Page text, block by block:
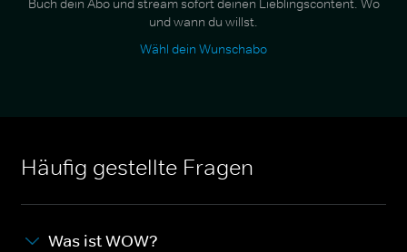
Buch dein Abo und stream sofort deinen Lieblingscontent. Wo
und wann du willst.
Wähl dein Wunschabo
Häufig gestellte Fragen
Was ist WOW?